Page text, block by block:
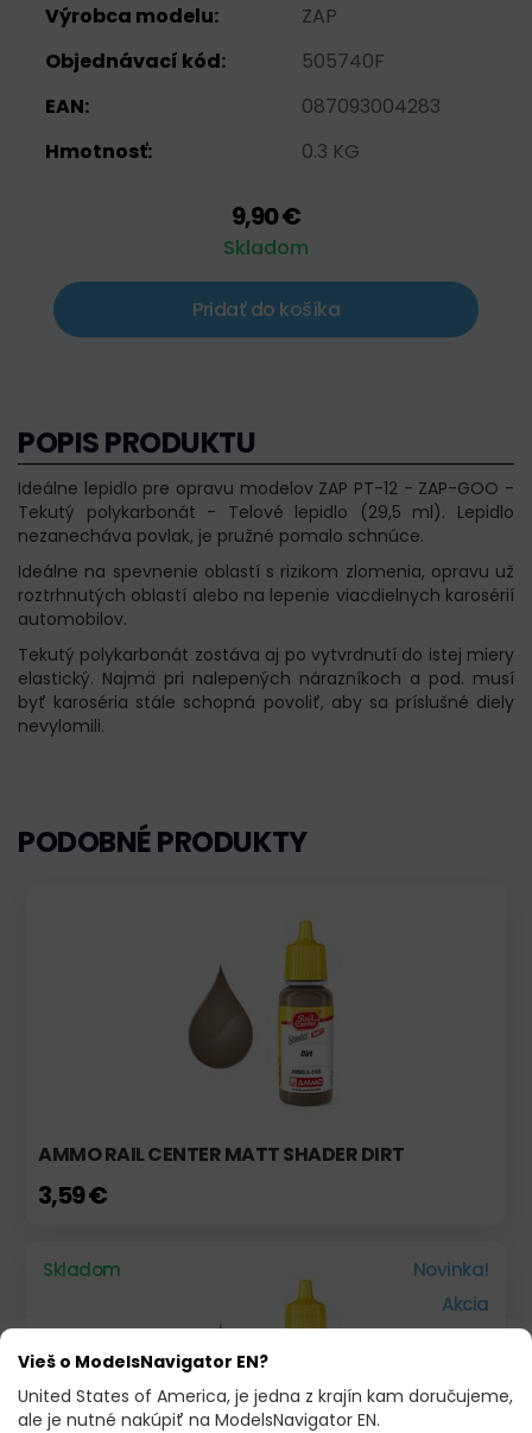
Výrobca modelu:
ZAP
Objednávací kód:
505740F
EAN:
087093004283
Hmotnosť:
0.3 KG
9,90 €
Skladom
Pridať do košíka
POPIS PRODUKTU
Ideálne lepidlo pre opravu modelov ZAP PT-12 - ZAP-GOO -
Tekutý polykarbonát - Telové lepidlo (29,5 ml). Lepidlo
nezanecháva povlak, je pružné pomalo schnúce.
Ideálne na spevnenie oblastí s rizikom zlomenia, opravu už
roztrhnutých oblastí alebo na lepenie viacdielnych karosérií
automobilov.
Tekutý polykarbonát zostáva aj po vytvrdnutí do istej miery
elastický. Najmä pri nalepených nárazníkoch a pod. musí
byť karoséria stále schopná povoliť, aby sa príslušné diely
nevylomili.
PODOBNÉ PRODUKTY
AMMO RAIL CENTER MATT SHADER DIRT
3,59 €
Skladom
Novinka!
Akcia
Vieš o ModelsNavigator EN?
United States of America, je jedna z krajín kam doručujeme,
ale je nutné nakúpiť na ModelsNavigator EN.